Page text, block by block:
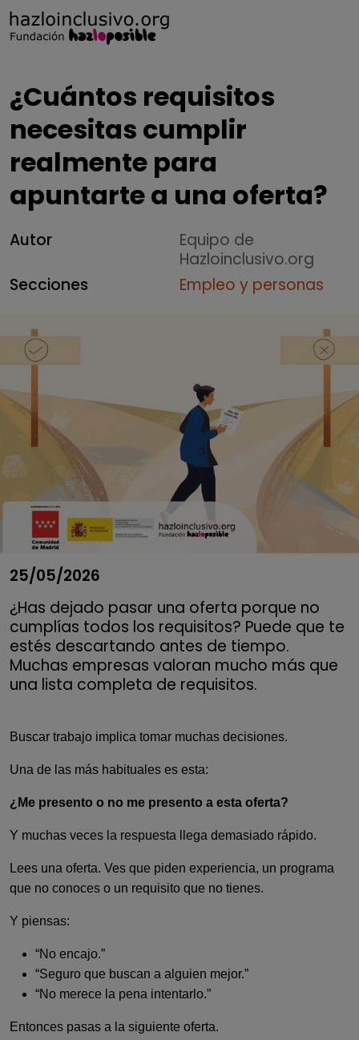
¿Cuántos requisitos
necesitas cumplir
realmente para
apuntarte a una oferta?
Autor
Equipo de
Hazloinclusivo.org
Secciones
Empleo y personas
25/05/2026
¿Has dejado pasar una oferta porque no
cumplías todos los requisitos? Puede que te
estés descartando antes de tiempo.
Muchas empresas valoran mucho más que
una lista completa de requisitos.
Buscar trabajo implica tomar muchas decisiones.
Una de las más habituales es esta:
¿Me presento o no me presento a esta oferta?
Y muchas veces la respuesta llega demasiado rápido.
Lees una oferta. Ves que piden experiencia, un programa
que no conoces o un requisito que no tienes.
Y piensas:
“No encajo.”
“Seguro que buscan a alguien mejor.”
“No merece la pena intentarlo.”
Entonces pasas a la siguiente oferta.